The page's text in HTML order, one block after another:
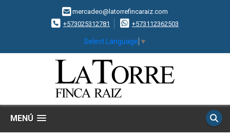
mercadeo@latorrefincaraiz.com
+573025312781
+573112362503
Select Language ▼
MENÚ